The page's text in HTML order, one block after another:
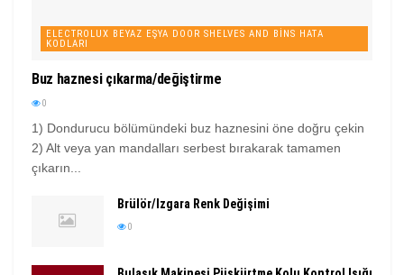
ELECTROLUX BEYAZ EŞYA DOOR SHELVES AND BINS HATA
KODLARI
Buz haznesi çıkarma/değiştirme
0
1) Dondurucu bölümündeki buz haznesini öne doğru çekin
2) Alt veya yan mandalları serbest bırakarak tamamen
çıkarın...
Brülör/Izgara Renk Değişimi
0